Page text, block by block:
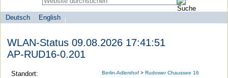
Sprachauswahl
Deutsch
English
search-menu
Universität
zu
Berlin
WLAN-Status 09.08.2026 17:41:51
AP-RUD16-0.201
Standort: Berlin-Adlershof >Rudower Chaussee 16